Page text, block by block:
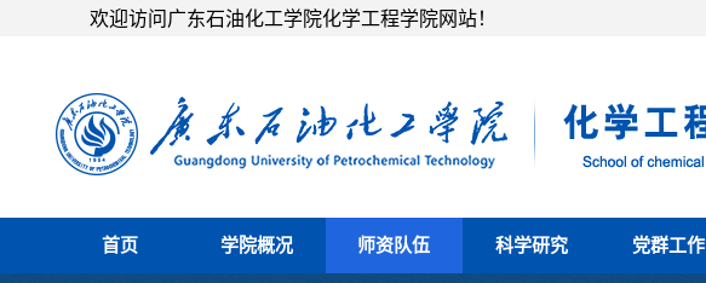
欢迎访问广东石油化工学院化学工程学院网站！
首页 学院概况 师资队伍 科学研究 党群工作